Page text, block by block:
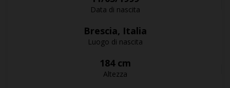
Data di nascita
Brescia, Italia
Luogo di nascita
184 cm
Altezza